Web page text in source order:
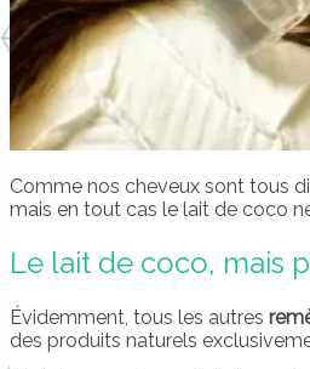
Comme nos cheveux sont tous
mais en tout cas le lait de coco
Le lait de coco, mais
Évidemment, tous les autres
des produits naturels